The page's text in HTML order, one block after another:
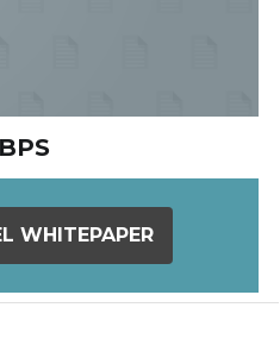
BPS
WHITEPAPER